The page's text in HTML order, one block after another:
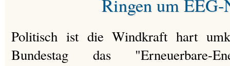
Ringen um EEG-
Politisch ist die Windkraft hart
Bundestag das "Erneuerbare-